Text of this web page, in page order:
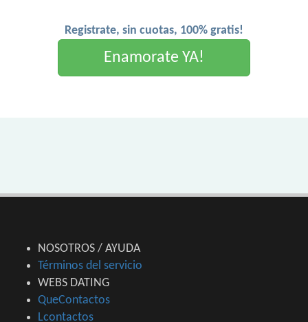
Registrate, sin cuotas, 100% gratis!
Enamorate YA!
NOSOTROS / AYUDA
Términos del servicio
WEBS DATING
QueContactos
Lcontactos